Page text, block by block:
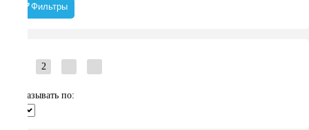
Фильтры
2
Показывать по: